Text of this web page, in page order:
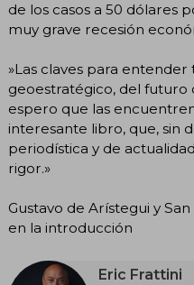
de los casos a 50 dólares
muy grave recesión
»Las claves para
geoestratégico, del futuro
espero que las
interesante libro, que, sin
periodística y de
rigor.»
Gustavo de Arístegui y
en la introducción
Eric Frattini